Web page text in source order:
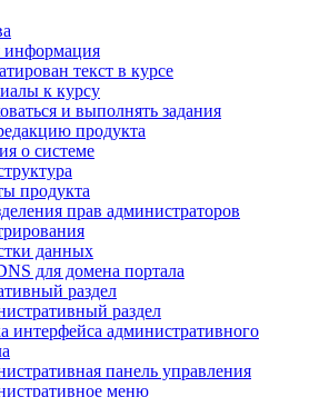
информация
текст в курсе
к курсу
и выполнять задания
продукта
о системе
продукта
прав администраторов
данных
для домена портала
раздел
раздел
интерфейса административного
панель управления
меню